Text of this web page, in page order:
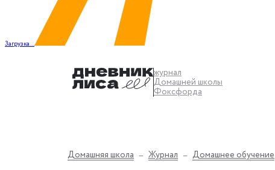
Загрузка...
журнал
Домашней школы
Фоксфорда
Домашняя школа Журнал Домашнее обучение